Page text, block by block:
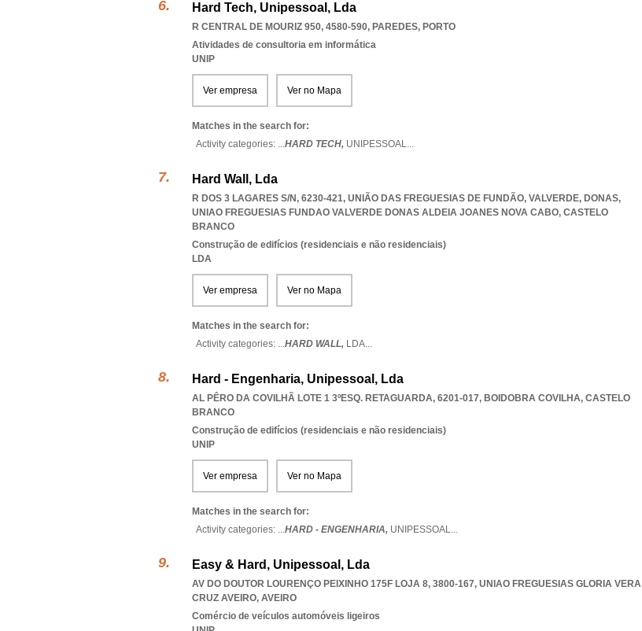
Hard Tech, Unipessoal, Lda
R CENTRAL DE MOURIZ 950, 4580-590, PAREDES, PORTO
Atividades de consultoria em informática
UNIP
Ver empresa Ver no Mapa
Matches in the search for:
Activity categories: ...HARD TECH, UNIPESSOAL...
Hard Wall, Lda
R DOS 3 LAGARES S/N, 6230-421, UNIÃO DAS FREGUESIAS DE FUNDÃO, VALVERDE, DONAS,
UNIAO FREGUESIAS FUNDAO VALVERDE DONAS ALDEIA JOANES NOVA CABO, CASTELO
BRANCO
Construção de edifícios (residenciais e não residenciais)
LDA
Ver empresa Ver no Mapa
Matches in the search for:
Activity categories: ...HARD WALL, LDA...
Hard - Engenharia, Unipessoal, Lda
AL PÊRO DA COVILHÃ LOTE 1 3ºESQ. RETAGUARDA, 6201-017, BOIDOBRA COVILHA, CASTELO
BRANCO
Construção de edifícios (residenciais e não residenciais)
UNIP
Ver empresa Ver no Mapa
Matches in the search for:
Activity categories: ...HARD - ENGENHARIA, UNIPESSOAL...
Easy & Hard, Unipessoal, Lda
AV DO DOUTOR LOURENÇO PEIXINHO 175F LOJA 8, 3800-167, UNIAO FREGUESIAS GLORIA VERA
CRUZ AVEIRO, AVEIRO
Comércio de veículos automóveis ligeiros